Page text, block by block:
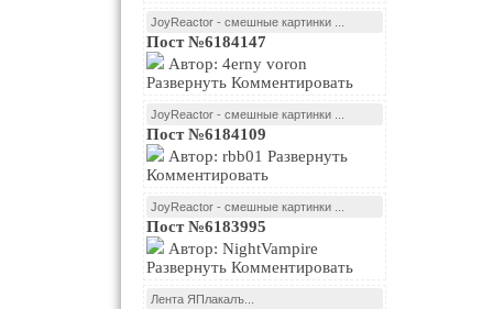
JoyReactor - смешные картинки ...
Пост №6184147
Развернуть Комментировать
JoyReactor - смешные картинки ...
Пост №6184109
Комментировать
JoyReactor - смешные картинки ...
Пост №6183995
Развернуть Комментировать
Лента ЯПлакалъ...